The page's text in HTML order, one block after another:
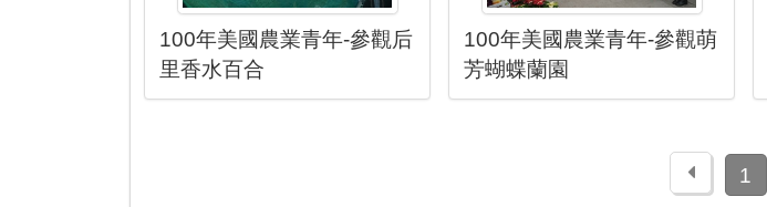
100年美國農業青年-參觀后
里香水百合
100年美國農業青年-參觀萌
芳蝴蝶蘭園
上一頁1